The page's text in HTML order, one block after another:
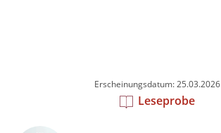
Erscheinungsdatum: 25.03.2026
Leseprobe